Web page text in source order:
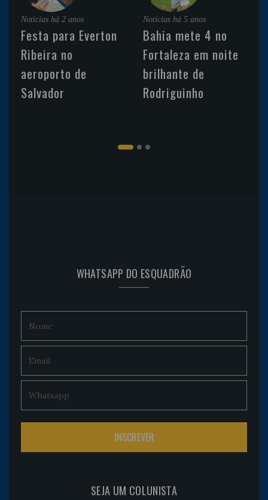
Noticias há 2 anos
Festa para Everton
Ribeira no
aeroporto de
Salvador
Noticias há 5 anos
Bahia mete 4 no
Fortaleza em noite
brilhante de
Rodriguinho
WHATSAPP DO ESQUADRÃO
SEJA UM COLUNISTA